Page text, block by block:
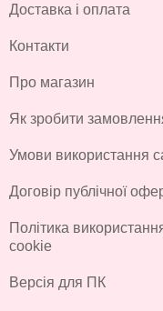
Доставка і оплата
Контакти
Про магазин
Як зробити
Умови використання
Договір публічної
Політика
cookie
Версія для ПК